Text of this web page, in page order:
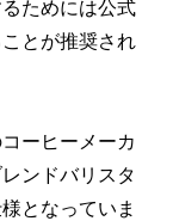
ためには公式
とが推奨され
ーヒーメーカ
ンドバリスタ
となっていま